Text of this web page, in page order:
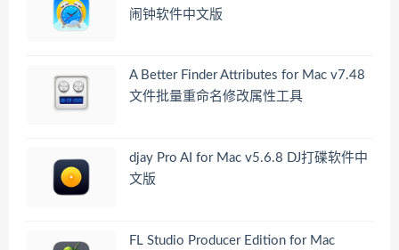
闹钟软件中文版
A Better Finder Attributes for Mac v7.48
文件批量重命名修改属性工具
djay Pro AI for Mac v5.6.8 DJ打碟软件中
文版
FL Studio Producer Edition for Mac